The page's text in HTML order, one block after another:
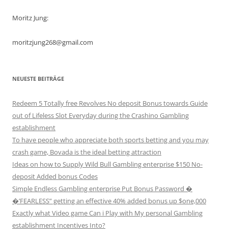
Moritz Jung:
moritzjung268@gmail.com
NEUESTE BEITRÄGE
Redeem 5 Totally free Revolves No deposit Bonus towards Guide
out of Lifeless Slot Everyday during the Crashino Gambling
establishment
To have people who appreciate both sports betting and you may
crash game, Bovada is the ideal betting attraction
Ideas on how to Supply Wild Bull Gambling enterprise $150 No-
deposit Added bonus Codes
Simple Endless Gambling enterprise Put Bonus Password �
�’FEARLESS” getting an effective 40% added bonus up $one,000
Exactly what Video game Can i Play with My personal Gambling
establishment Incentives Into?